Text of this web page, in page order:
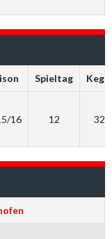
Spieltag
16 12